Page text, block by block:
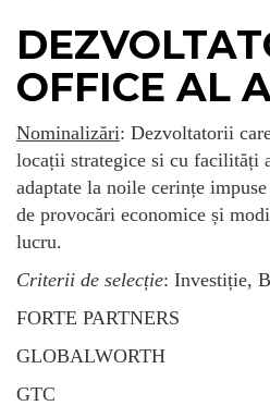
OFFICE AL
Nominalizări: Dezvoltatorii
locații strategice si cu facilități
adaptate la noile cerințe
de provocări economice și
lucru.
Criterii de selecție: Investiție,
FORTE PARTNERS
GLOBALWORTH
GTC